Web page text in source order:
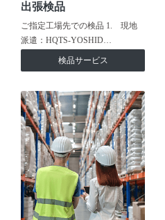
出張検品
ご指定工場先での検品 1. 現地
派遣：HQTS-YOSHID…
検品サービス